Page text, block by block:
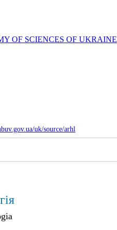
OF SCIENCES OF UKRAINE
uk/source/arhl